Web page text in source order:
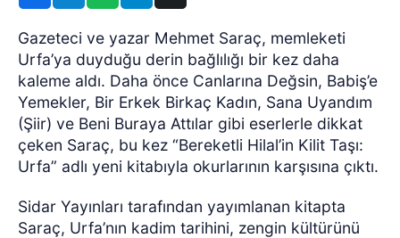
Gazeteci ve yazar Mehmet Saraç, memleketi
Urfa’ya duyduğu derin bağlılığı bir kez daha
kaleme aldı. Daha önce Canlarına Değsin, Babiş’e
Yemekler, Bir Erkek Birkaç Kadın, Sana Uyandım
(Şiir) ve Beni Buraya Attılar gibi eserlerle dikkat
çeken Saraç, bu kez “Bereketli Hilal’in Kilit Taşı:
Urfa” adlı yeni kitabıyla okurlarının karşısına çıktı.
Sidar Yayınları tarafından yayımlanan kitapta
Saraç, Urfa’nın kadim tarihini, zengin kültürünü